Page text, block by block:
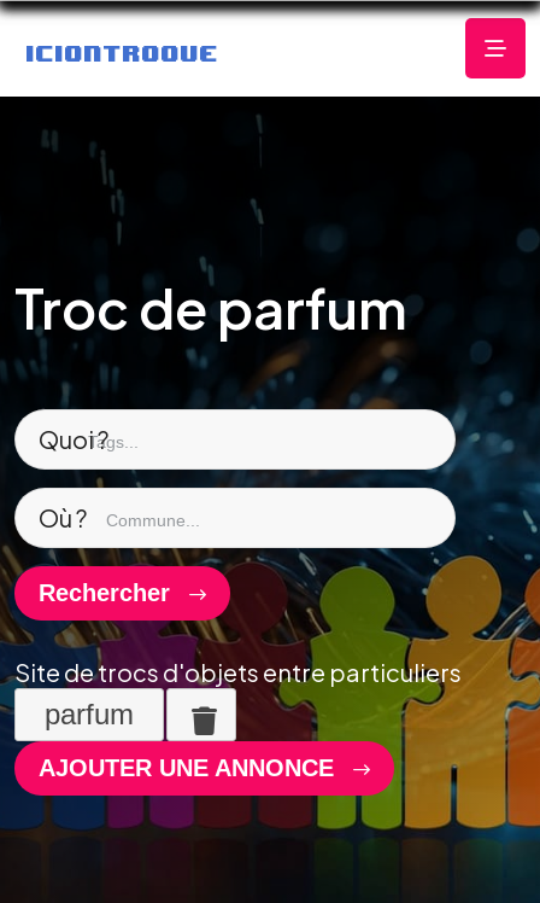
Troc de parfum
Quoi ?
Où ?
Rechercher
Site de trocs d'objets entre particuliers
parfum
AJOUTER UNE ANNONCE